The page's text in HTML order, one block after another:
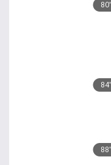
80'
84'
88'